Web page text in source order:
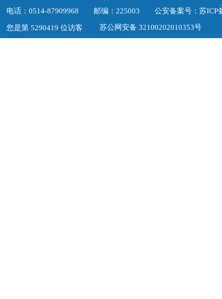
电话：0514-87909968 邮编：225003 公安备案号：苏ICP
您是第 5290419 位访客 苏公网安备 32100202010353号